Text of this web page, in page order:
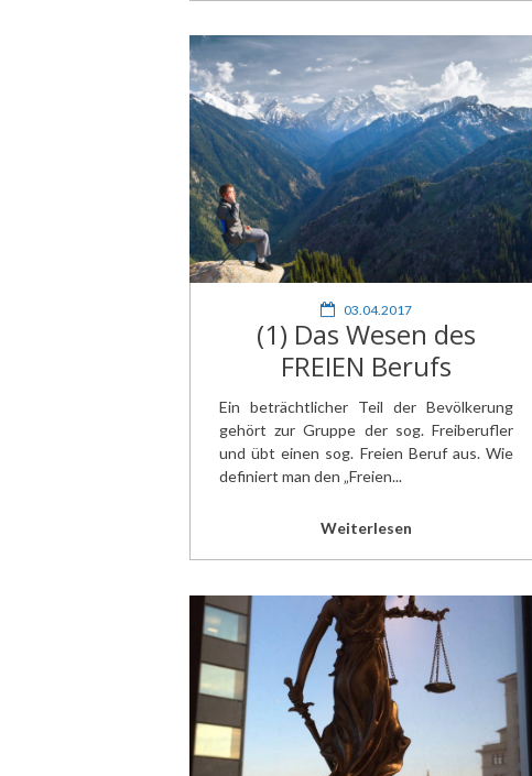
03.04.2017
(1) Das Wesen des
FREIEN Berufs
Ein beträchtlicher Teil der Bevölkerung
gehört zur Gruppe der sog. Freiberufler
und übt einen sog. Freien Beruf aus. Wie
definiert man den „Freien...
Weiterlesen